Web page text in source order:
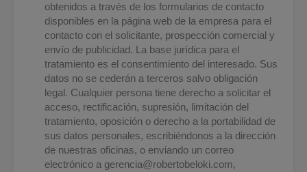
obtenidos a través de los formularios de contacto
disponibles en la página web de la empresa para el
contacto con el solicitante, prospección comercial y
envío de publicidad. La base jurídica para el
tratamiento es el consentimiento del interesado. Sus
datos no se cederán a terceros salvo obligación
legal. Cualquier persona tiene derecho a solicitar el
acceso, rectificación, supresión, limitación del
tratamiento, oposición o derecho a la portabilidad de
sus datos personales, escribiéndonos a la dirección
de nuestras oficinas, o enviando un correo
electrónico a gerencia@robertobeloki.com,